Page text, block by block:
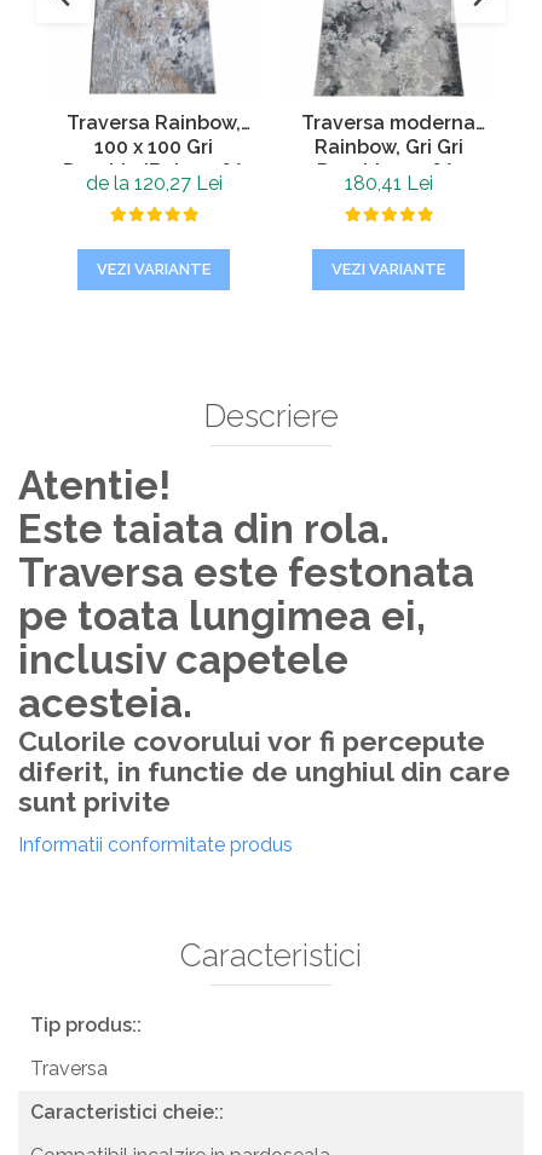
Traversa Rainbow,
100 x 100 Gri
Deschis/Bej 0046A
de la 120,27 Lei
VEZI VARIANTE
Traversa moderna
Rainbow, Gri Gri
Deschis 0046A,
Living, Dormitor, Hol,
60 x 250 cm
180,41 Lei
VEZI VARIANTE
Descriere
Atentie!
Este taiata din rola.
Traversa este festonata
pe toata lungimea ei,
inclusiv capetele
acesteia.
Culorile covorului vor fi percepute
diferit, in functie de unghiul din care
sunt privite
Informatii conformitate produs
Caracteristici
Tip produs::
Traversa
Caracteristici cheie::